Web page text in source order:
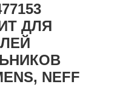
ДЛЯ
NEFF